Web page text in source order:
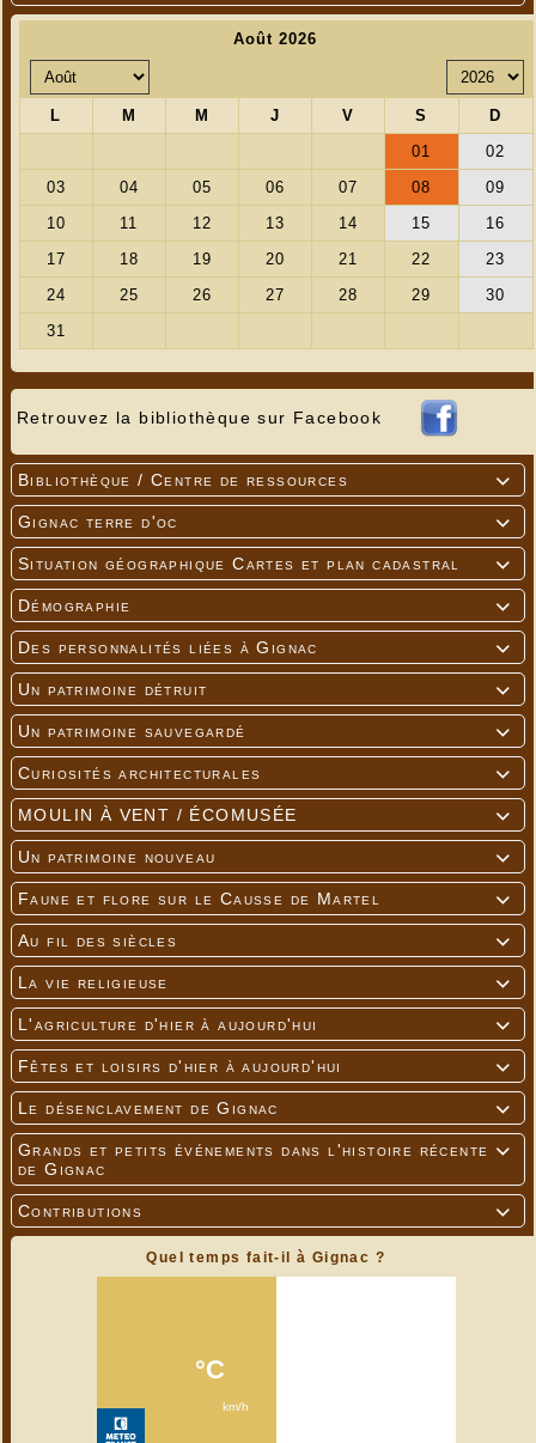
Retrouvez la bibliothèque sur Facebook

Bibliothèque / Centre de ressources

Gignac terre d'oc

Situation géographique Cartes et plan cadastral

Démographie

Des personnalités liées à Gignac

Un patrimoine détruit

Un patrimoine sauvegardé

Curiosités architecturales

MOULIN À VENT / ÉCOMUSÉE

Un patrimoine nouveau

Faune et flore sur le Causse de Martel

Au fil des siècles

La vie religieuse

L'agriculture d'hier à aujourd'hui

Fêtes et loisirs d'hier à aujourd'hui

Le désenclavement de Gignac

Grands et petits événements dans l'histoire récente
de Gignac

Contributions
Quel temps fait-il à Gignac ?